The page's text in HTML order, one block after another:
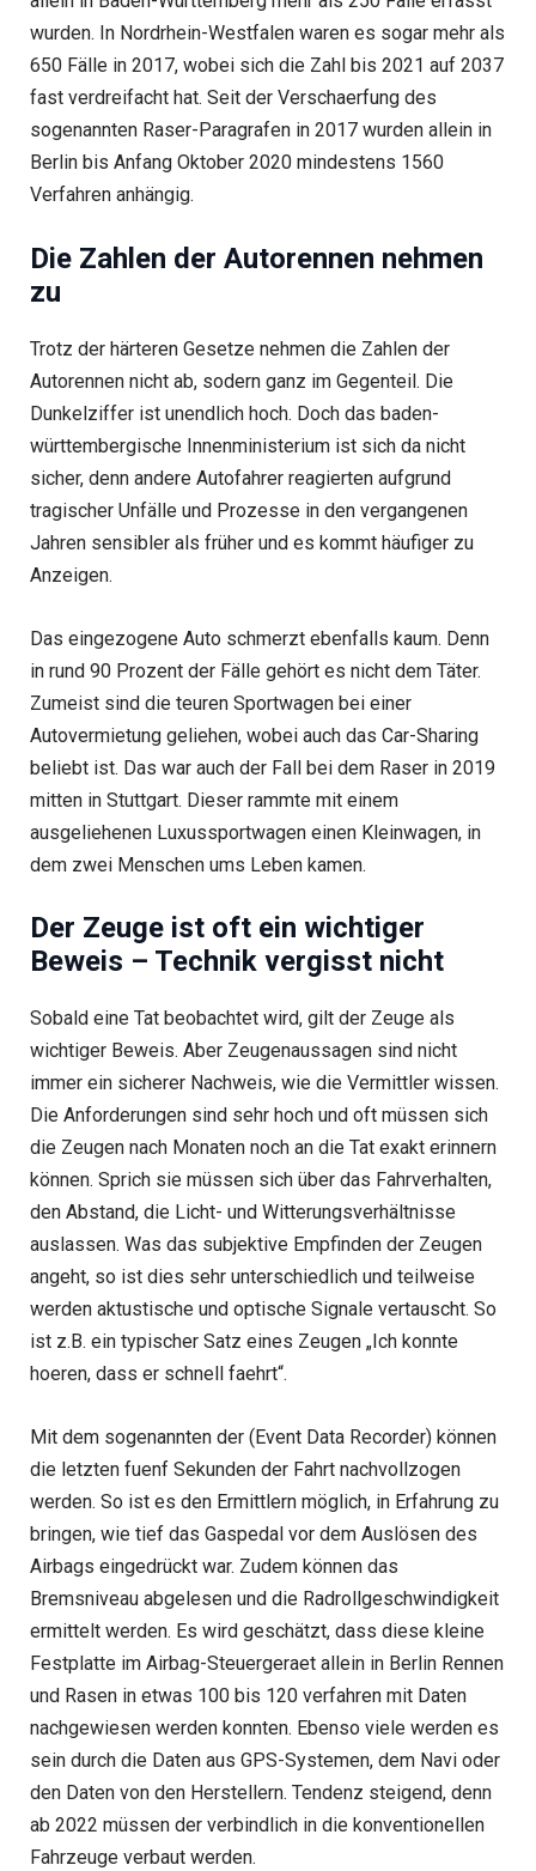
wurden. In Nordrhein-Westfalen waren es sogar mehr als
650 Fälle in 2017, wobei sich die Zahl bis 2021 auf 2037
fast verdreifacht hat. Seit der Verschaerfung des
sogenannten Raser-Paragrafen in 2017 wurden allein in
Berlin bis Anfang Oktober 2020 mindestens 1560
Verfahren anhängig.
Die Zahlen der Autorennen nehmen
zu
Trotz der härteren Gesetze nehmen die Zahlen der
Autorennen nicht ab, sodern ganz im Gegenteil. Die
Dunkelziffer ist unendlich hoch. Doch das baden-
württembergische Innenministerium ist sich da nicht
sicher, denn andere Autofahrer reagierten aufgrund
tragischer Unfälle und Prozesse in den vergangenen
Jahren sensibler als früher und es kommt häufiger zu
Anzeigen.
Das eingezogene Auto schmerzt ebenfalls kaum. Denn
in rund 90 Prozent der Fälle gehört es nicht dem Täter.
Zumeist sind die teuren Sportwagen bei einer
Autovermietung geliehen, wobei auch das Car-Sharing
beliebt ist. Das war auch der Fall bei dem Raser in 2019
mitten in Stuttgart. Dieser rammte mit einem
ausgeliehenen Luxussportwagen einen Kleinwagen, in
dem zwei Menschen ums Leben kamen.
Der Zeuge ist oft ein wichtiger
Beweis – Technik vergisst nicht
Sobald eine Tat beobachtet wird, gilt der Zeuge als
wichtiger Beweis. Aber Zeugenaussagen sind nicht
immer ein sicherer Nachweis, wie die Vermittler wissen.
Die Anforderungen sind sehr hoch und oft müssen sich
die Zeugen nach Monaten noch an die Tat exakt erinnern
können. Sprich sie müssen sich über das Fahrverhalten,
den Abstand, die Licht- und Witterungsverhältnisse
auslassen. Was das subjektive Empfinden der Zeugen
angeht, so ist dies sehr unterschiedlich und teilweise
werden aktustische und optische Signale vertauscht. So
ist z.B. ein typischer Satz eines Zeugen „Ich konnte
hoeren, dass er schnell faehrt“.
Mit dem sogenannten der (Event Data Recorder) können
die letzten fuenf Sekunden der Fahrt nachvollzogen
werden. So ist es den Ermittlern möglich, in Erfahrung zu
bringen, wie tief das Gaspedal vor dem Auslösen des
Airbags eingedrückt war. Zudem können das
Bremsniveau abgelesen und die Radrollgeschwindigkeit
ermittelt werden. Es wird geschätzt, dass diese kleine
Festplatte im Airbag-Steuergeraet allein in Berlin Rennen
und Rasen in etwas 100 bis 120 verfahren mit Daten
nachgewiesen werden konnten. Ebenso viele werden es
sein durch die Daten aus GPS-Systemen, dem Navi oder
den Daten von den Herstellern. Tendenz steigend, denn
ab 2022 müssen der verbindlich in die konventionellen
Fahrzeuge verbaut werden.